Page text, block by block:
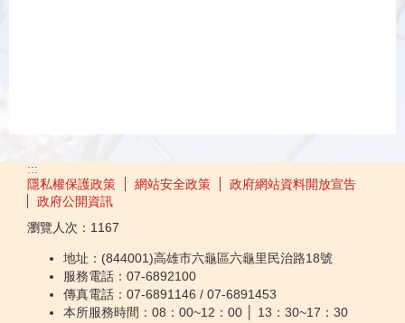
:::
隱私權保護政策
網站安全政策
政府網站資料開放宣告
政府公開資訊
瀏覽人次： 1167
地址：(844001)高雄市六龜區六龜里民治路18號
服務電話：07-6892100
傳真電話：07-6891146 / 07-6891453
本所服務時間：08：00~12：00 │ 13：30~17：30